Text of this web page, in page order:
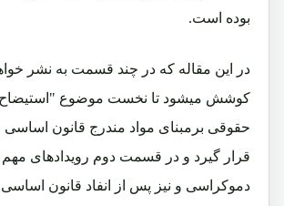
بوده است.
در این مقاله که در چند قسمت به نشر
کوشش میشود تا نخست موضوع
حقوقی برمبنای مواد مندرج قانون
قرار گیرد و در قسمت دوم رویدادهای مهم
دموکراسی و نیز پس از انفاد قانون